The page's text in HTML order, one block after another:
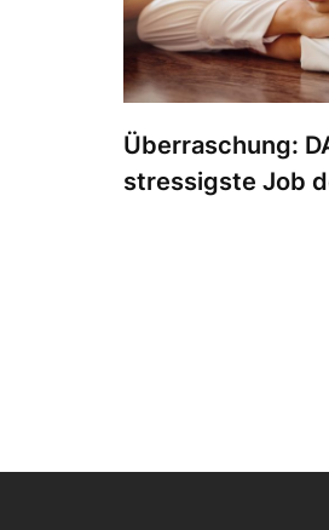
Überraschung:
stressigste Job